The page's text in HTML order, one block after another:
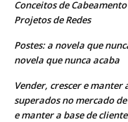
Conceitos de
Projetos de Redes
Postes: a novela que
novela que nunca acaba
Vender, crescer e manter
superados no mercado de
e manter a base de